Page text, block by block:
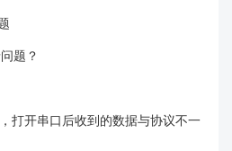
题？
打开串口后收到的数据与协议不一